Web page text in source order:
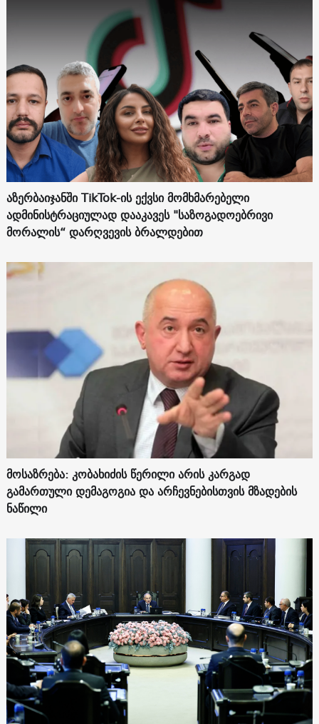
აზერბაიჯანში TikTok-ის ექვსი მომხმარებელი
ადმინისტრაციულად დააკავეს "საზოგადოებრივი
მორალის“ დარღვევის ბრალდებით
მოსაზრება: კობახიძის წერილი არის კარგად
გამართული დემაგოგია და არჩევნებისთვის მზადების
ნაწილი